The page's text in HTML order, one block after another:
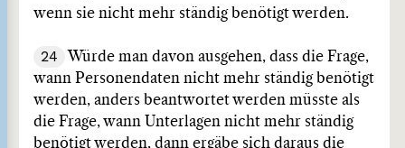
wenn sie nicht mehr ständig benötigt werden.
24
Würde man davon ausgehen, dass die Frage,
wann Personendaten nicht mehr ständig benötigt
werden, anders beantwortet werden müsste als
die Frage, wann Unterlagen nicht mehr ständig
benötigt werden, dann ergäbe sich daraus die